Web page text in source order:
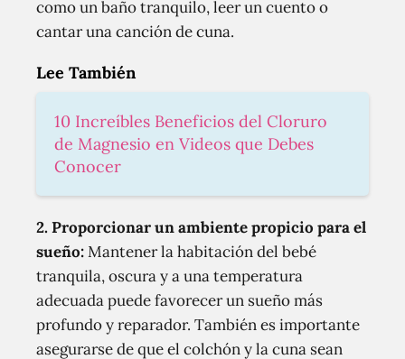
como un baño tranquilo, leer un cuento o
cantar una canción de cuna.
Lee También
10 Increíbles Beneficios del Cloruro
de Magnesio en Videos que Debes
Conocer
2. Proporcionar un ambiente propicio para el
sueño:Mantener la habitación del bebé
tranquila, oscura y a una temperatura
adecuada puede favorecer un sueño más
profundo y reparador. También es importante
asegurarse de que el colchón y la cuna sean